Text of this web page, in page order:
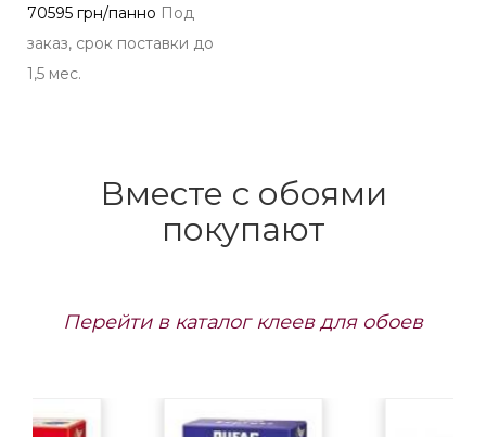
70595 грн/панно Под
заказ, срок поставки до
1,5 мес.
Вместе с обоями
покупают
Перейти в каталог клеев для обоев